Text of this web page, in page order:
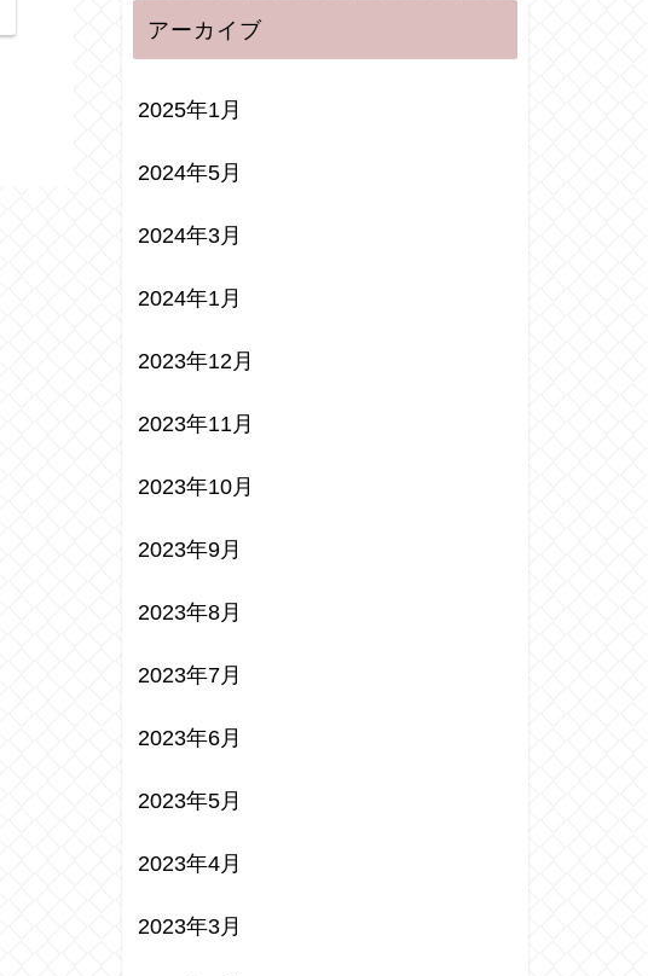
アーカイブ
2025年1月
2024年5月
2024年3月
2024年1月
2023年12月
2023年11月
2023年10月
2023年9月
2023年8月
2023年7月
2023年6月
2023年5月
2023年4月
2023年3月